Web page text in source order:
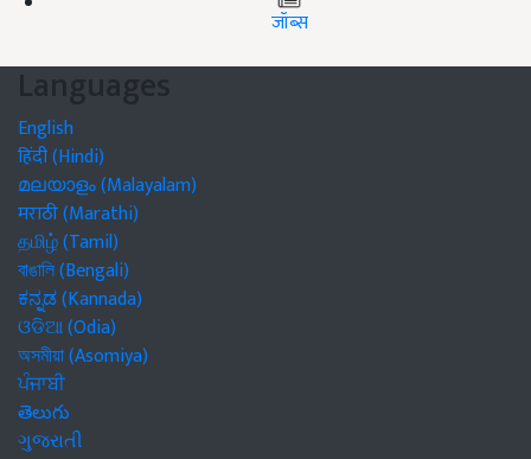
जॉब्स
Languages
English
हिंदी (Hindi)
മലയാളം (Malayalam)
मराठी (Marathi)
தமிழ் (Tamil)
বাঙালি (Bengali)
ಕನ್ನಡ (Kannada)
ଓଡିଆ (Odia)
অসমীয়া (Asomiya)
ਪੰਜਾਬੀ
తెలుగు
ગુજરાતી